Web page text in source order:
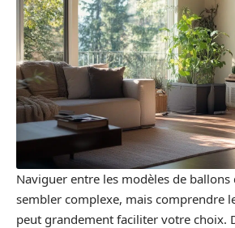
Naviguer entre les modèles de ballons
sembler complexe, mais comprendre
peut grandement faciliter votre choix.